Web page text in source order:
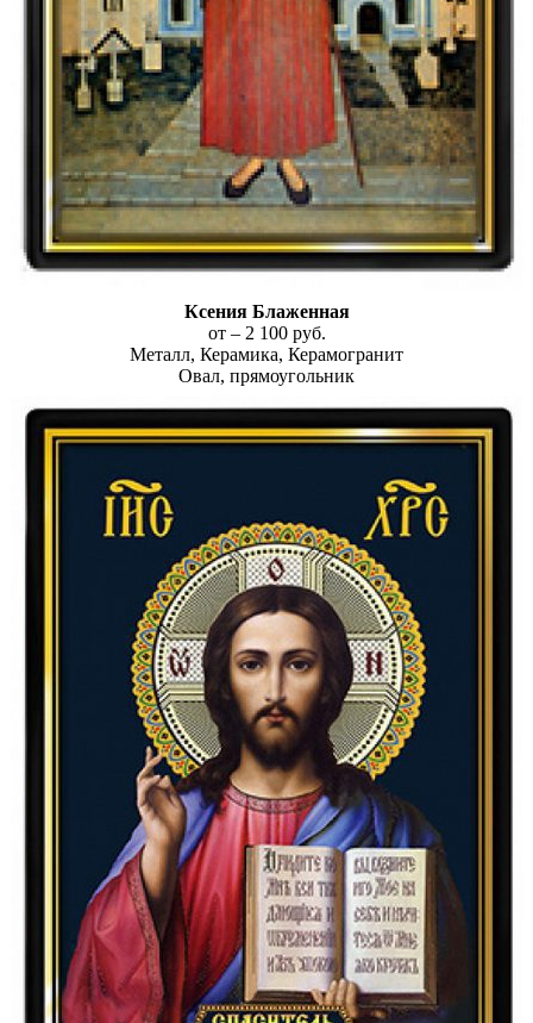
Ксения Блаженная
от – 2 100 руб.
Металл, Керамика, Керамогранит
Овал, прямоугольник